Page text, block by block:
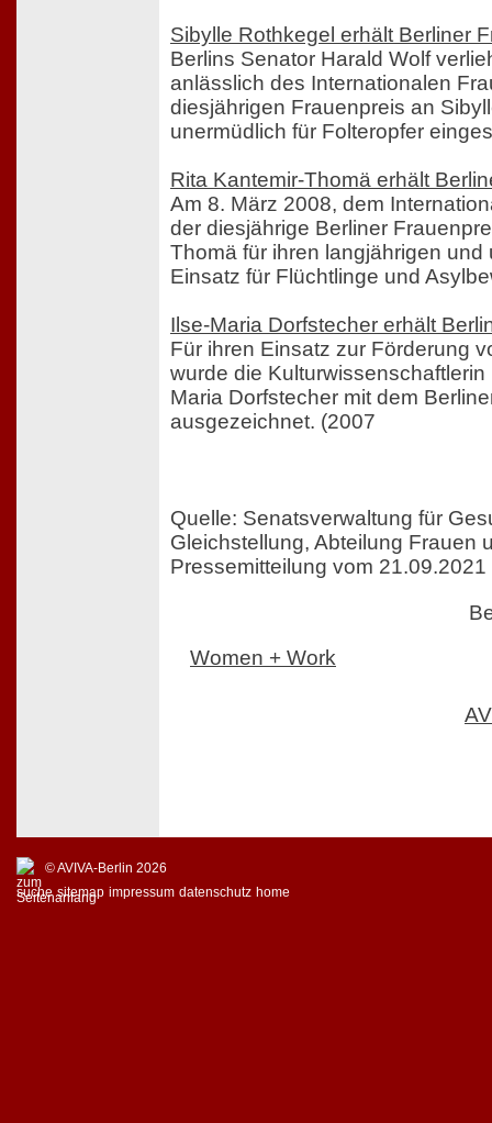
Sibylle Rothkegel erhält Berliner
Berlins Senator Harald Wolf
anlässlich des Internationalen
diesjährigen Frauenpreis an
unermüdlich für Folteropfer
Rita Kantemir-Thomä erhält
Am 8. März 2008, dem
der diesjährige Berliner
Thomä für ihren langjährigen und
Einsatz für Flüchtlinge und
Ilse-Maria Dorfstecher erhält
Für ihren Einsatz zur Förderung
wurde die
Maria Dorfstecher mit dem
ausgezeichnet. (2007
Quelle: Senatsverwaltung für
Gleichstellung, Abteilung Frauen
Pressemitteilung vom 21.09.2021
Women + Work
© AVIVA-Berlin 2026
suche sitemap impressum datenschutz home